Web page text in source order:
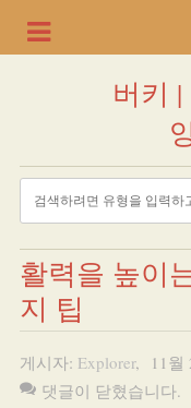
버키
활력을 높이
지 팁
게시자: Explorer, 11월
댓글이 닫혔습니다.